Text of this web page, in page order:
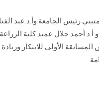
رئيس الجامعة وأ.د.عبد
جلال عميد كلية
المسابقة الأولى للابتكار